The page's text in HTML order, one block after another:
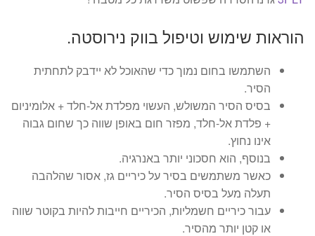
הוראות שימוש וטיפול בווק נירוסטה.
השתמשו בחום נמוך כדי שהאוכל לא יידבק לתחתית
הסיר.
בסיס הסיר המשולש, העשוי מפלדת אל-חלד + אלומיניום
+ פלדת אל-חלד, מפזר חום באופן שווה כך שחום גבוה
אינו נחוץ.
בנוסף, הוא חסכוני יותר באנרגיה.
כאשר משתמשים בסיר על כיריים גז, אסור שהלהבה
תעלה מעל בסיס הסיר.
עבור כיריים חשמליות, הכיריים חייבות להיות בקוטר שווה
או קטן יותר מהסיר.